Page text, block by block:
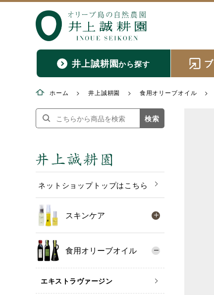
井上誠耕園から探す
ホーム > 井上誠耕園 > 食用オリーブオイル >
検索
ネットショップトップはこちら
スキンケア
食用オリーブオイル
エキストラヴァージン